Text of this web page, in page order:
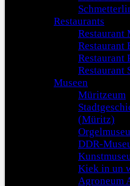
Restaurants
Restaurant
Restaurant
Restaurant
Restaurant
Museen
Müritzeum
(Müritz)
DDR-
Kiek in un
Agroneum